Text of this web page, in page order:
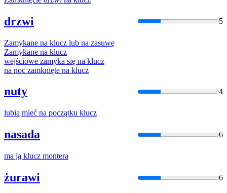
drzwi 5
Zamykane na klucz lub na zasuwę
Zamykane na klucz
wejściowe zamyka się na klucz
na noc zamknięte na klucz
nuty 4
lubią mieć na początku klucz
nasada 6
ma ją klucz montera
żurawi 6